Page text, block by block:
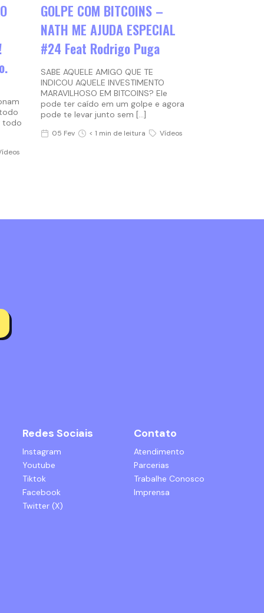
todo
GOLPE COM BITCOINS –
NATH ME AJUDA ESPECIAL
#24 Feat Rodrigo Puga
SABE AQUELE AMIGO QUE TE
INDICOU AQUELE INVESTIMENTO
MARAVILHOSO EM BITCOINS? Ele
pode ter caído em um golpe e agora
pode te levar junto sem […]
05 Fev < 1 min de leitura Vídeos
Redes Sociais
Instagram
Youtube
Tiktok
Facebook
Twitter (X)
Contato
Atendimento
Parcerias
Trabalhe Conosco
Imprensa